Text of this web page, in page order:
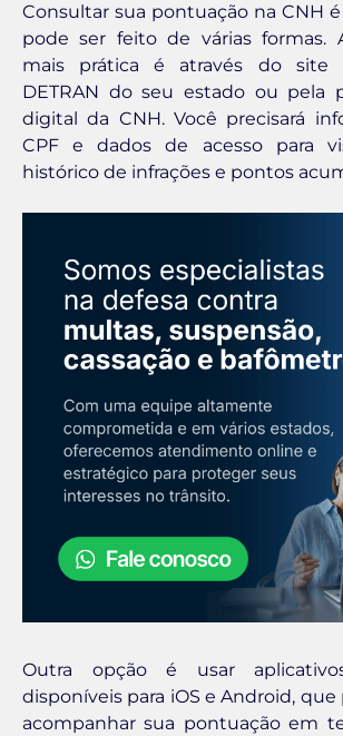
Consultar sua pontuação na CNH
pode ser feito de várias formas.
mais prática é através do site
DETRAN do seu estado ou pela
digital da CNH. Você precisará
CPF e dados de acesso para
histórico de infrações e pontos
Outra opção é usar
disponíveis para iOS e Android,
acompanhar sua pontuação em